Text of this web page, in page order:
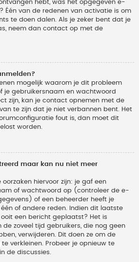
hebt, was het opgegeven e-
Één van de redenen van activatie is om
te doen dalen. Als je zeker bent dat je
neem dan contact op met de
mogelijk waarom je dit probleem
je gebruikersnaam en wachtwoord
zijn, kan je contact opnemen met de
te zijn dat je niet verbannen bent. Het
fout is, dan moet dit
worden.
maar kan nu niet meer
oorzaken hiervoor zijn: je gaf een
of wachtwoord op (controleer de e-
of een beheerder heeft je
of andere reden. Indien dit laatste
een bericht geplaatst? Het is
zoveel tijd gebruikers, die nog geen
verwijderen. Dit doen ze om de
verkleinen. Probeer je opnieuw te
de discussies.